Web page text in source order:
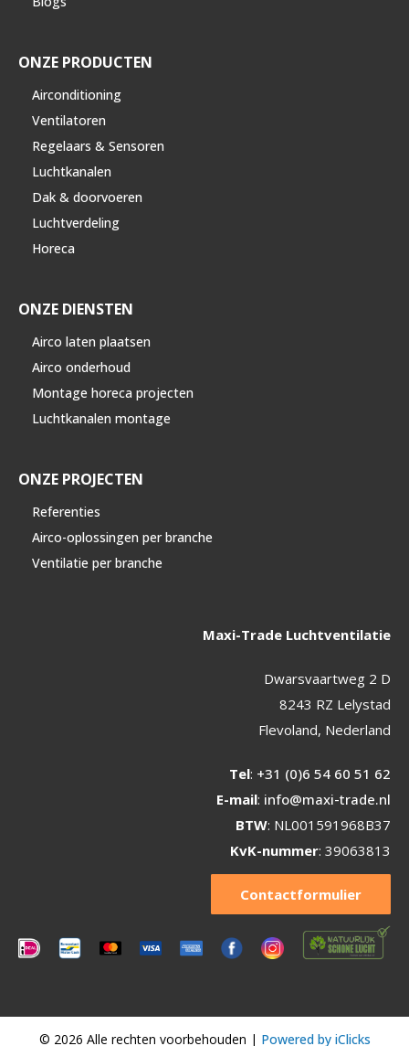
ONZE PRODUCTEN
Airconditioning
Ventilatoren
Regelaars & Sensoren
Luchtkanalen
Dak & doorvoeren
Luchtverdeling
Horeca
ONZE DIENSTEN
Airco laten plaatsen
Airco onderhoud
Montage horeca projecten
Luchtkanalen montage
ONZE PROJECTEN
Referenties
Airco-oplossingen per branche
Ventilatie per branche
Maxi-Trade Luchtventilatie
Dwarsvaartweg 2 D
8243 RZ Lelystad
Flevoland, Nederland
Tel: +31 (0)6 54 60 51 62
E-mail: info@maxi-trade.nl
BTW: NL001591968B37
KvK-nummer: 39063813
Contactformulier
© 2026 Alle rechten voorbehouden | Powered by iClicks